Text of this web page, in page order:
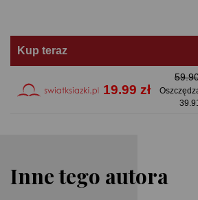
Kup teraz
19.99 zł
Inne tego autora